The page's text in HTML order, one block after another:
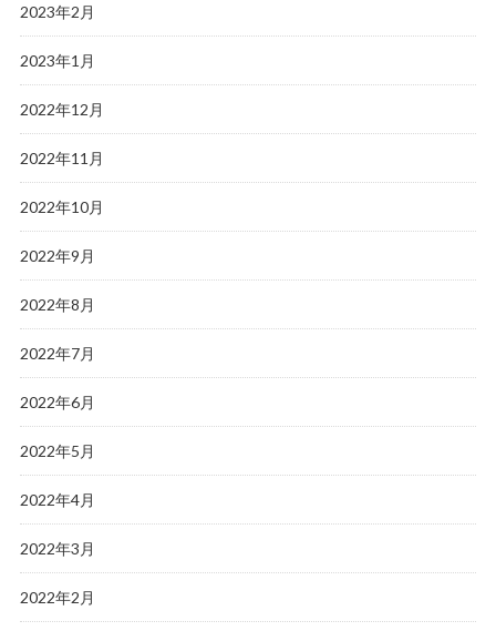
2023年2月
2023年1月
2022年12月
2022年11月
2022年10月
2022年9月
2022年8月
2022年7月
2022年6月
2022年5月
2022年4月
2022年3月
2022年2月